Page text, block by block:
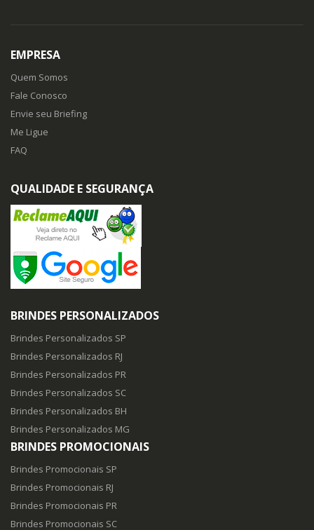
EMPRESA
Quem Somos
Fale Conosco
Envie seu Briefing
Me Ligue
FAQ
QUALIDADE E SEGURANÇA
BRINDES PERSONALIZADOS
Brindes Personalizados SP
Brindes Personalizados RJ
Brindes Personalizados PR
Brindes Personalizados SC
Brindes Personalizados BH
Brindes Personalizados MG
BRINDES PROMOCIONAIS
Brindes Promocionais SP
Brindes Promocionais RJ
Brindes Promocionais PR
Brindes Promocionais SC